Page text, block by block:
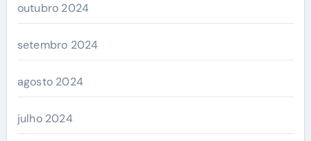
outubro 2024
setembro 2024
agosto 2024
julho 2024